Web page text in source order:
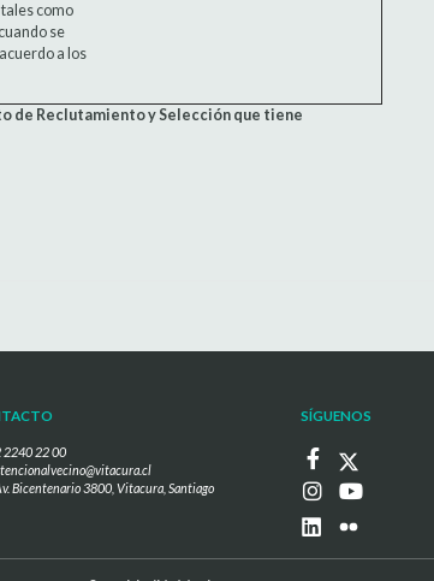
como
se
a los
de Reclutamiento y Selección que tiene
2240 22 00
Bicentenario 3800, Vitacura, Santiago
SÍGUENOS